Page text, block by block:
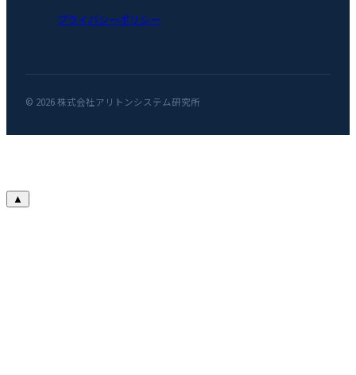
プライバシーポリシー
© 2026 株式会社アリトンシステム研究所
▲